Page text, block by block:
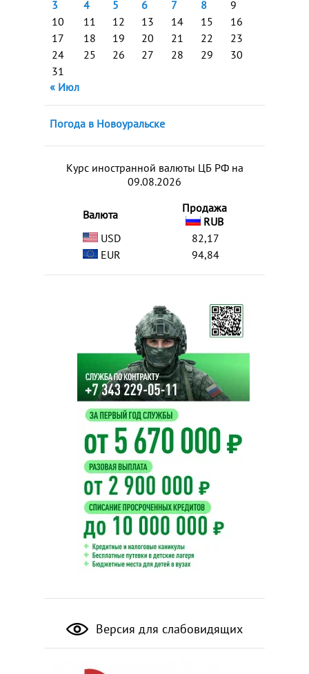
3 4 5 6 7 8
9
10
11 12 13 14 15
16
17
18 19 20 21 22
23
24
25 26 27 28 29
30
31
« Июл
Погода в Новоуральске
Курс иностранной валюты ЦБ РФ на
09.08.2026
Валюта
Продажа
RUB
USD
82,17
EUR
94,84
Версия для слабовидящих